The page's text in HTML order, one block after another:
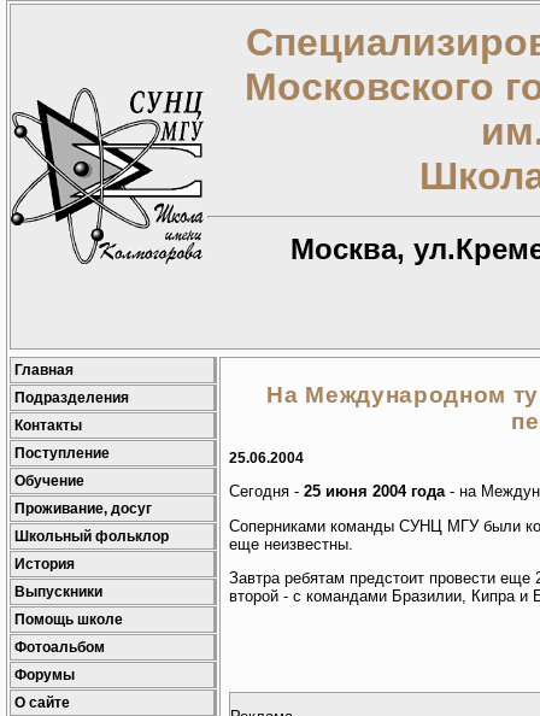
Московского
Москва,
Главная
Подразделения
Контакты
Поступление
Обучение
Проживание, досуг
Школьный фольклор
История
Выпускники
Помощь школе
Фотоальбом
Форумы
О сайте
На Международном
25.06.2004
Сегодня - 25 июня 2004 года- на
Соперниками команды СУНЦ МГУ были
еще неизвестны.
Завтра ребятам предстоит провести
второй - с командами Бразилии, Кипра и